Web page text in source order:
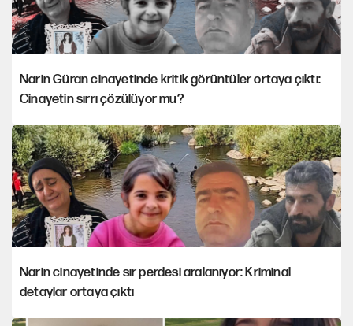
Narin Güran cinayetinde kritik görüntüler ortaya çıktı:
Cinayetin sırrı çözülüyor mu?
Narin cinayetinde sır perdesi aralanıyor: Kriminal
detaylar ortaya çıktı